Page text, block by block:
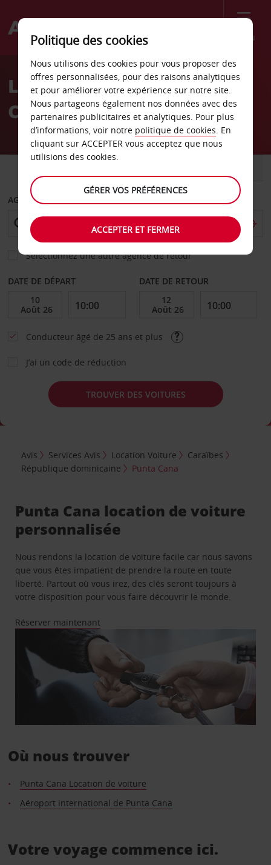
Menu
Welcome
AvisLocation de voiture Punta
Cana
AGENCE DE DÉPART
Sélectionnez une autre agence de retour
DATE DE DÉPART DATE DE RETOUR
Conducteur âgé de 25 ans et plus
J’ai un code de réduction
TROUVER DES VOITURES
Avis Services Avis Location Voiture
Caraïbes
République dominicaine
Punta Cana
Punta Cana location de voiture
personnalisée
Nous rendons la location de voiture facile car nous savons
que vous êtes impatient de prendre la route en toute
liberté. Partout où vous irez, des clés seront toujours à
votre disposition pour vous faire découvrir le monde.
Réserver maintenant
Où nous trouver
Punta Cana Location de voiture
Aéroport international de Punta Cana
Votre voyage commence ici.
Politique des cookies
Nous utilisons des cookies pour vous proposer des
offres personnalisées, pour des raisons analytiques
et pour améliorer votre expérience sur notre site.
Nous partageons également nos données avec des
partenaires publicitaires et analytiques. Pour plus
d’informations, voir notre politique de cookies. En
cliquant sur ACCEPTER vous acceptez que nous
utilisions des cookies.
GÉRER VOS PRÉFÉRENCES
ACCEPTER ET FERMER